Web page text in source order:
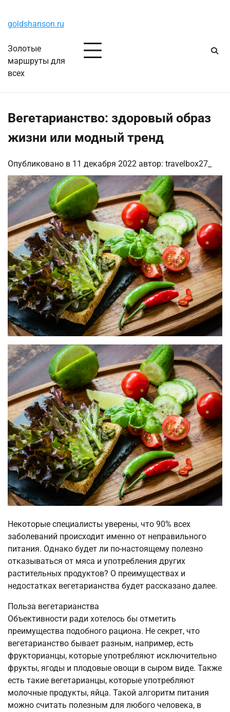
содержимому
goldshanson.ru
Золотые
маршруты для
всех
Вегетарианство: здоровый образ
жизни или модный тренд
Опубликовано в 11 декабря 2022 автор: travelbox27_
Некоторые специалисты уверены, что 90% всех
заболеваний происходит именно от неправильного
питания. Однако будет ли по-настоящему полезно
отказываться от мяса и употребления других
растительных продуктов? О преимуществах и
недостатках вегетарианства будет рассказано далее.
Польза вегетарианства
Объективности ради хотелось бы отметить
преимущества подобного рациона. Не секрет, что
вегетарианство бывает разным, например, есть
фрукторианцы, которые употребляют исключительно
фрукты, ягоды и плодовые овощи в сыром виде. Также
есть такие вегетарианцы, которые употребляют
молочные продукты, яйца. Такой алгоритм питания
можно считать полезным для любого человека, в